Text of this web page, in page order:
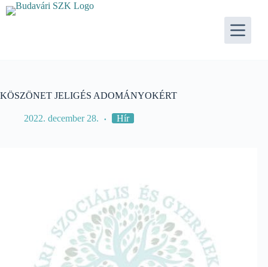
Skip
to
KÖSZÖNET JELIGÉS ADOMÁNYOKÉRT
2022. december 28. Hír